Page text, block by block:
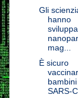
Gli
hanno
mag...
È sicuro
SARS-